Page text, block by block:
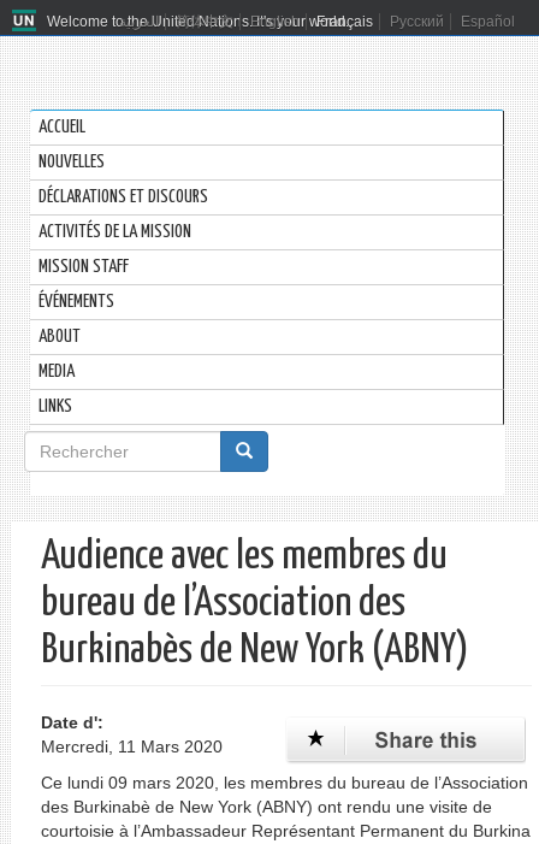
Welcome to the United Nations. It's your world.
العربية 简体中文 English Français Русский Español
ACCUEIL
NOUVELLES
DÉCLARATIONS ET DISCOURS
ACTIVITÉS DE LA MISSION
MISSION STAFF
ÉVÉNEMENTS
ABOUT
MEDIA
LINKS
Formulaire
de
recherche
Rechercher
Audience avec les membres du
bureau de l’Association des
Burkinabès de New York (ABNY)
Date d':
Mercredi, 11 Mars 2020
Ce lundi 09 mars 2020, les membres du bureau de l’Association
des Burkinabè de New York (ABNY) ont rendu une visite de
courtoisie à l’Ambassadeur Représentant Permanent du Burkina